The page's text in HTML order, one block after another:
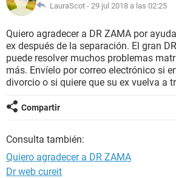
LauraScot - 29 jul 2018 a las 02:25
Quiero agradecer a DR ZAMA por
ex después de la separación. El gran
puede resolver muchos problemas
más. Envíelo por correo electrónico si
divorcio o si quiere que su ex vuelva a
Compartir
Consulta también:
Quiero agradecer a DR ZAMA
Dr web cureit